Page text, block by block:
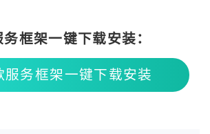
框架一键下载安装：
务框架一键下载安装